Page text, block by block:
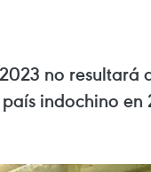
no
indochino